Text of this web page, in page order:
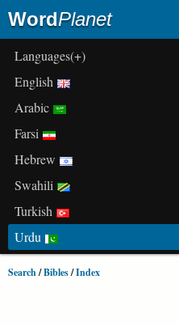
WordPlanet
(+)Languages
Search/Bibles/Index